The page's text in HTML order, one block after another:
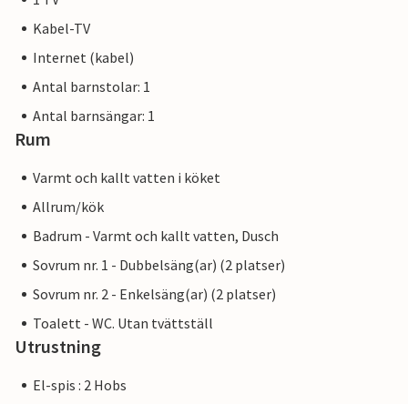
Kabel-TV
Internet (kabel)
Antal barnstolar: 1
Antal barnsängar: 1
Rum
Varmt och kallt vatten i köket
Allrum/kök
Badrum - Varmt och kallt vatten, Dusch
Sovrum nr. 1 - Dubbelsäng(ar) (2 platser)
Sovrum nr. 2 - Enkelsäng(ar) (2 platser)
Toalett - WC. Utan tvättställ
Utrustning
El-spis : 2 Hobs